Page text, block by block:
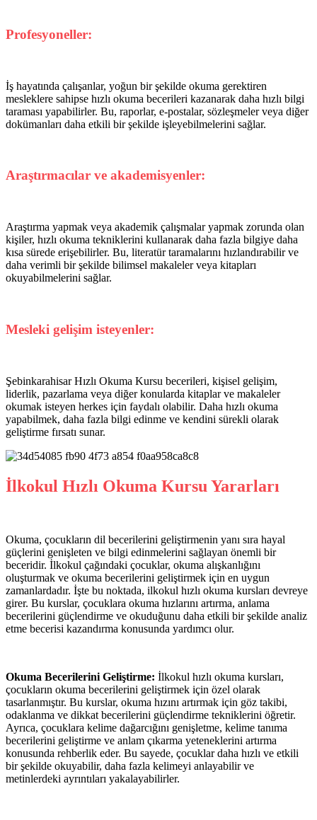
Profesyoneller:
İş hayatında çalışanlar, yoğun bir şekilde okuma gerektiren
mesleklere sahipse hızlı okuma becerileri kazanarak daha hızlı bilgi
taraması yapabilirler. Bu, raporlar, e-postalar, sözleşmeler veya diğer
dokümanları daha etkili bir şekilde işleyebilmelerini sağlar.
Araştırmacılar ve akademisyenler:
Araştırma yapmak veya akademik çalışmalar yapmak zorunda olan
kişiler, hızlı okuma tekniklerini kullanarak daha fazla bilgiye daha
kısa sürede erişebilirler. Bu, literatür taramalarını hızlandırabilir ve
daha verimli bir şekilde bilimsel makaleler veya kitapları
okuyabilmelerini sağlar.
Mesleki gelişim isteyenler:
Şebinkarahisar Hızlı Okuma Kursu becerileri, kişisel gelişim,
liderlik, pazarlama veya diğer konularda kitaplar ve makaleler
okumak isteyen herkes için faydalı olabilir. Daha hızlı okuma
yapabilmek, daha fazla bilgi edinme ve kendini sürekli olarak
geliştirme fırsatı sunar.
İlkokul Hızlı Okuma Kursu Yararları
Okuma, çocukların dil becerilerini geliştirmenin yanı sıra hayal
güçlerini genişleten ve bilgi edinmelerini sağlayan önemli bir
beceridir. İlkokul çağındaki çocuklar, okuma alışkanlığını
oluşturmak ve okuma becerilerini geliştirmek için en uygun
zamanlardadır. İşte bu noktada, ilkokul hızlı okuma kursları devreye
girer. Bu kurslar, çocuklara okuma hızlarını artırma, anlama
becerilerini güçlendirme ve okuduğunu daha etkili bir şekilde analiz
etme becerisi kazandırma konusunda yardımcı olur.
Okuma Becerilerini Geliştirme: İlkokul hızlı okuma kursları,
çocukların okuma becerilerini geliştirmek için özel olarak
tasarlanmıştır. Bu kurslar, okuma hızını artırmak için göz takibi,
odaklanma ve dikkat becerilerini güçlendirme tekniklerini öğretir.
Ayrıca, çocuklara kelime dağarcığını genişletme, kelime tanıma
becerilerini geliştirme ve anlam çıkarma yeteneklerini artırma
konusunda rehberlik eder. Bu sayede, çocuklar daha hızlı ve etkili
bir şekilde okuyabilir, daha fazla kelimeyi anlayabilir ve
metinlerdeki ayrıntıları yakalayabilirler.